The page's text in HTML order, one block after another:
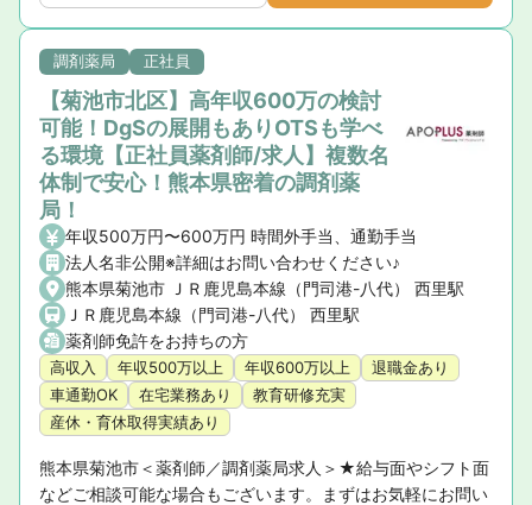
調剤薬局 正社員
【菊池市北区】高年収600万の検討
可能！DgSの展開もありOTSも学べ
る環境【正社員薬剤師/求人】複数名
体制で安心！熊本県密着の調剤薬
局！
年収500万円〜600万円 時間外手当、通勤手当
法人名非公開※詳細はお問い合わせください♪
熊本県菊池市 ＪＲ鹿児島本線（門司港-八代） 西里駅
ＪＲ鹿児島本線（門司港-八代） 西里駅
薬剤師免許をお持ちの方
高収入 年収500万以上 年収600万以上
退職金あり
車通勤OK
在宅業務あり
教育研修充実
産休・育休取得実績あり
熊本県菊池市＜薬剤師／調剤薬局求人＞★給与面やシフト面
などご相談可能な場合もございます。まずはお気軽にお問い